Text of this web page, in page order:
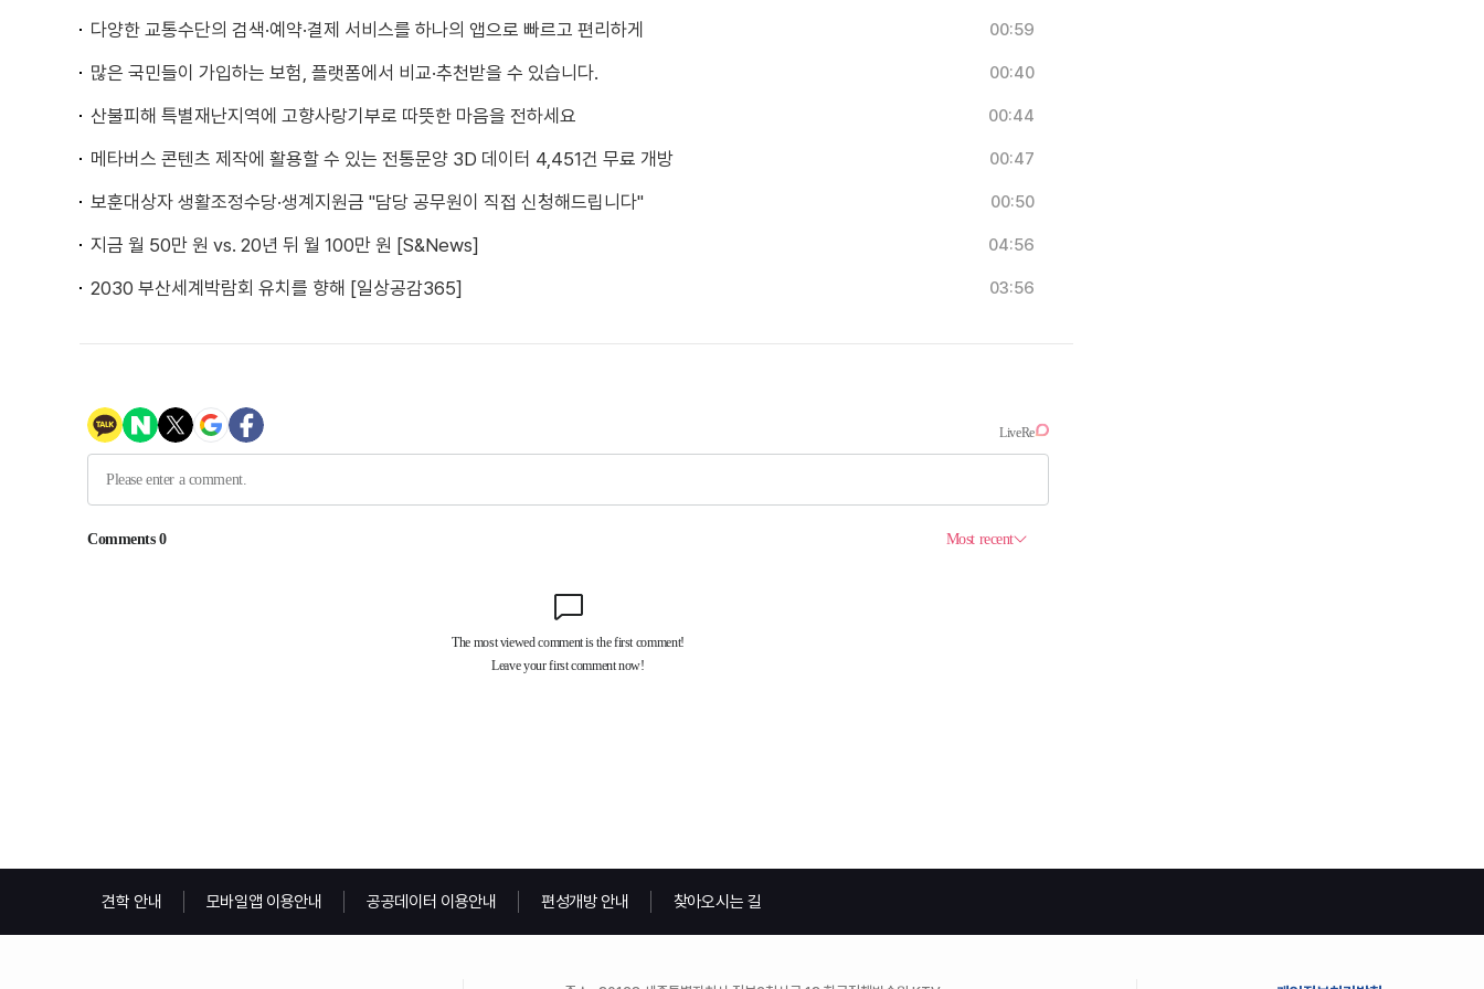
다양한 교통수단의 검색·예약·결제 서비스를 하나의 앱으로 빠르고 편리하게 00:59
많은 국민들이 가입하는 보험, 플랫폼에서 비교·추천받을 수 있습니다. 00:40
산불피해 특별재난지역에 고향사랑기부로 따뜻한 마음을 전하세요 00:44
메타버스 콘텐츠 제작에 활용할 수 있는 전통문양 3D 데이터 4,451건 무료 개방 00:47
보훈대상자 생활조정수당·생계지원금 "담당 공무원이 직접 신청해드립니다" 00:50
지금 월 50만 원 vs. 20년 뒤 월 100만 원 [S&News] 04:56
2030 부산세계박람회 유치를 향해 [일상공감365] 03:56
견학 안내 모바일앱 이용안내 공공데이터 이용안내 편성개방 안내 찾아오시는 길